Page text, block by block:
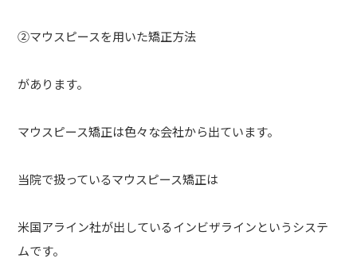
②マウスピースを用いた矯正方法
があります。
マウスピース矯正は色々な会社から出ています。
当院で扱っているマウスピース矯正は
米国アライン社が出しているインビザラインというシステ
ムです。